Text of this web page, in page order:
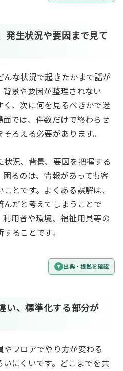
発生状況や要因まで見て
な状況で起きたかまで話が
景や要因が整理されない
く、次に何を見るべきかで迷
では、件数だけで終わらせ
ろえる必要があります。
況、背景、要因を把握する
るのは、情報があっても客
とです。よくある誤解は、
だと考えてしまうことで
用者や環境、福祉用具等の
することです。
出典・根拠を確認
い、標準化する部分が
フロアでやり方が変わる
にくいです。どこまでを共